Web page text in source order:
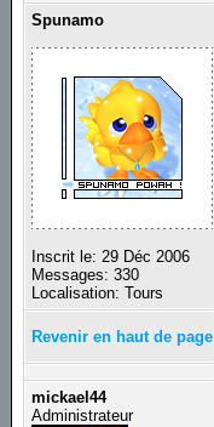
Spunamo
Inscrit le: 29 Déc 2006
Messages: 330
Localisation: Tours
Revenir en haut de page
mickael44
Administrateur